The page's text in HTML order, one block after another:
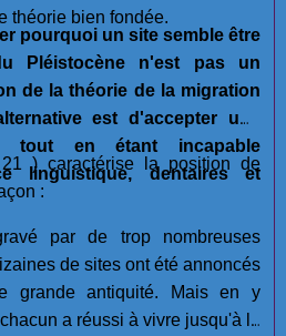
théorie bien fondée.
pourquoi un site semble être
Pléistocène n'est pas un
de la théorie de la migration
est d'accepter une
tout en étant incapable
linguistique, dentaires et
) caractérise la position de
:
par de trop nombreuses
de sites ont été annoncés
grande antiquité. Mais en y
a réussi à vivre jusqu'à la